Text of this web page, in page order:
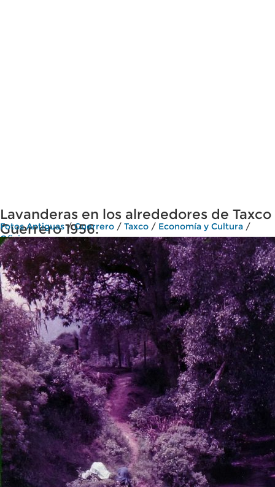
Lavanderas en los alrededores de Taxco
Guerrero 1956.
Fotos Antiguas/Guerrero / Taxco / Economía y Cultura /
Oficios